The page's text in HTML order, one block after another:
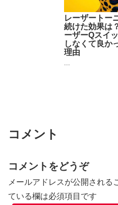
レーザートー
続けた効果は
ーザーQスイ
しなくて良か
理由
コメント
コメントをどうぞ
メールアドレスが公開される
ている欄は必須項目です